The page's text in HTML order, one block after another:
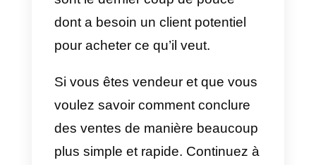
que nous avons juste besoin
petit coup de pouce.
que les entreprises et, surtout,
promoteurs ou les vendeurs
auront besoin des meilleures